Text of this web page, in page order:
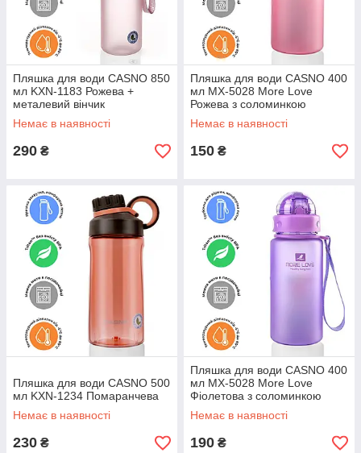
Пляшка для води CASNO 850
мл KXN-1183 Рожева +
металевий вінчик
Немає в наявності
290 ₴
Пляшка для води CASNO 400
мл MX-5028 More Love
Рожева з соломинкою
Немає в наявності
150 ₴
Пляшка для води CASNO 500
мл KXN-1234 Помаранчева
Немає в наявності
230 ₴
Пляшка для води CASNO 400
мл MX-5028 More Love
Фіолетова з соломинкою
Немає в наявності
190 ₴